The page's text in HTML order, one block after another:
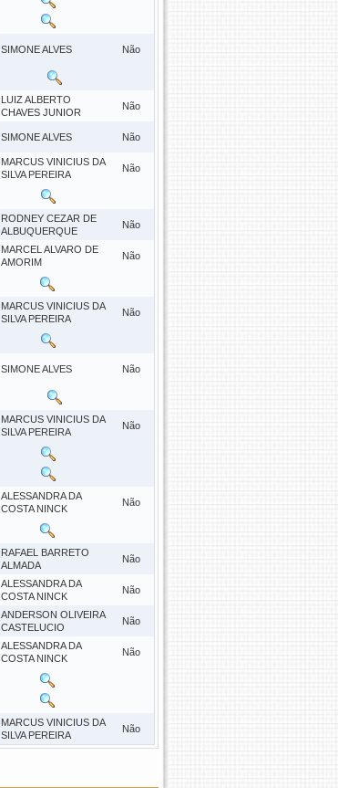
SIMONE ALVES Não
LUIZ ALBERTO
CHAVES JUNIOR
Não
SIMONE ALVES Não
MARCUS VINICIUS DA
SILVA PEREIRA
Não
RODNEY CEZAR DE
ALBUQUERQUE
Não
MARCEL ALVARO DE
AMORIM
Não
MARCUS VINICIUS DA
SILVA PEREIRA
Não
SIMONE ALVES Não
MARCUS VINICIUS DA
SILVA PEREIRA
Não
ALESSANDRA DA
COSTA NINCK
Não
RAFAEL BARRETO
ALMADA
Não
ALESSANDRA DA
COSTA NINCK
Não
ANDERSON OLIVEIRA
CASTELUCIO
Não
ALESSANDRA DA
COSTA NINCK
Não
MARCUS VINICIUS DA
SILVA PEREIRA
Não